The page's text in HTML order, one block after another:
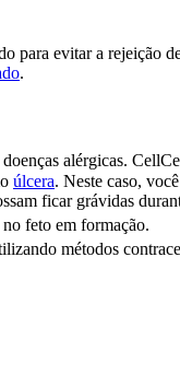
para evitar a rejeição
.
alérgicas.
úlcera. Neste caso,
ficar grávidas
feto em formação.
métodos